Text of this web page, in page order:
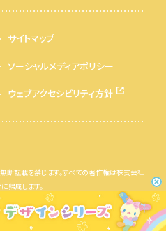
サイトマップ
ソーシャルメディアポリシー
ウェブアクセシビリティ方針
断転載を禁じます。すべての著作権は株式会社
帰属します。
著作 株式会社サンリオ